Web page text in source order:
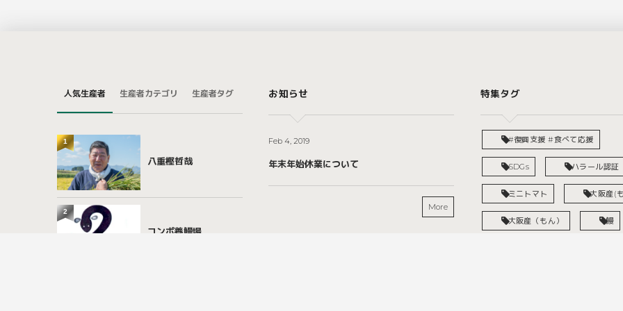
人気生産者 生産者カテゴリ 生産者タグ
八重樫哲哉
1
コンポ養鰻場
2
お知らせ
Feb 4, 2019
年末年始休業について
More
特集タグ
#復興支援 #食べて応援
SDGs ハラール認証
ミニトマト 大阪産(
大阪産（もん） 鰻